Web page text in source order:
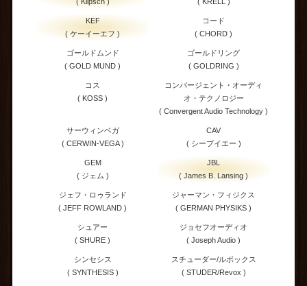
KEF
( ケーイーエフ )
コード
( CHORD )
ゴールドムンド
( GOLD MUND )
ゴールドリング
( GOLDRING )
コス
( KOSS )
コンバージェント・オーディ
オ・テクノロジー
( Convergent Audio Technology )
サーウィンベガ
( CERWIN-VEGA )
CAV
( シーブイエー )
GEM
( ジェム )
JBL
( James B. Lansing )
ジェフ・ロゥランド
( JEFF ROWLAND )
ジャーマン・フィジクス
( GERMAN PHYSIKS )
シュアー
( SHURE )
ジョセフオーディオ
( Joseph Audio )
シンセシス
( SYNTHESIS )
スチューダー/ルボックス
( STUDER/Revox )